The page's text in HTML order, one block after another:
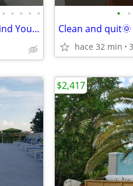
• • • • •
🏝️ Key West Apartments Available – Find Your New Home Today!
• •
Clean and quit🌞
hace 32 min
$2,417